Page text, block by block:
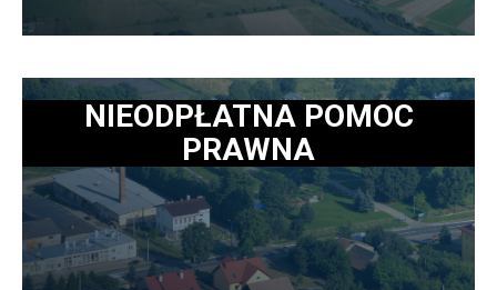
NIEODPŁATNA POMOC
PRAWNA